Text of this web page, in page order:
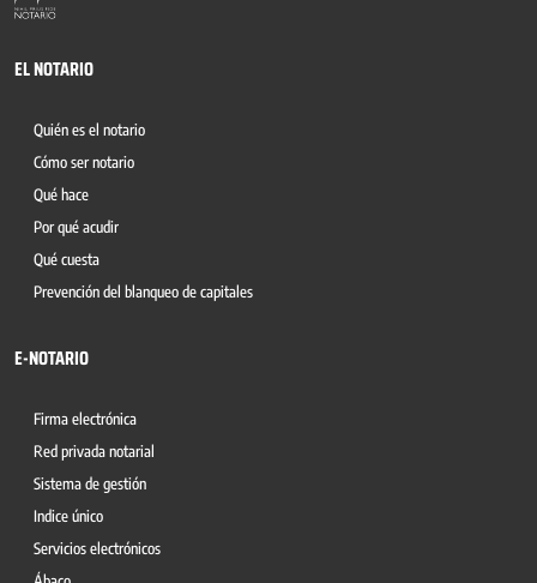
EL NOTARIO
Quién es el notario
Cómo ser notario
Qué hace
Por qué acudir
Qué cuesta
Prevención del blanqueo de capitales
E-NOTARIO
Firma electrónica
Red privada notarial
Sistema de gestión
Indice único
Servicios electrónicos